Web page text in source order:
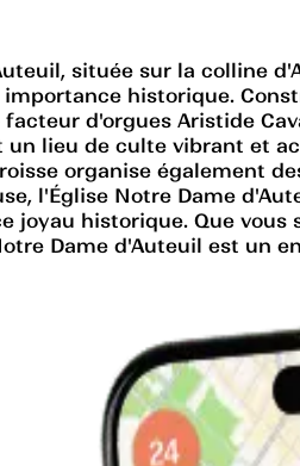
située sur la colline
historique.
d'orgues Aristide
lieu de culte vibrant et
organise également
l'Église Notre Dame
joyau historique. Que
Dame d'Auteuil est un